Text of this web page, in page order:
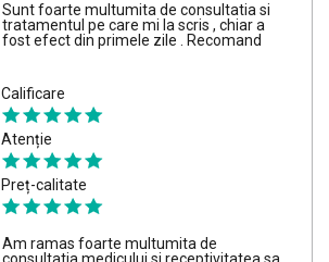
Sunt foarte multumita de consultatia si
tratamentul pe care mi la scris , chiar a
fost efect din primele zile . Recomand
Calificare
Atenție
Preț-calitate
Am ramas foarte multumita de